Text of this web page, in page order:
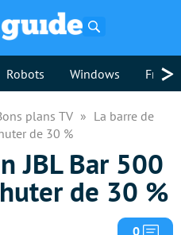
Robots Windows >
plans TV
La barre de
de 30 %
JBL Bar 500
de 30 %
0